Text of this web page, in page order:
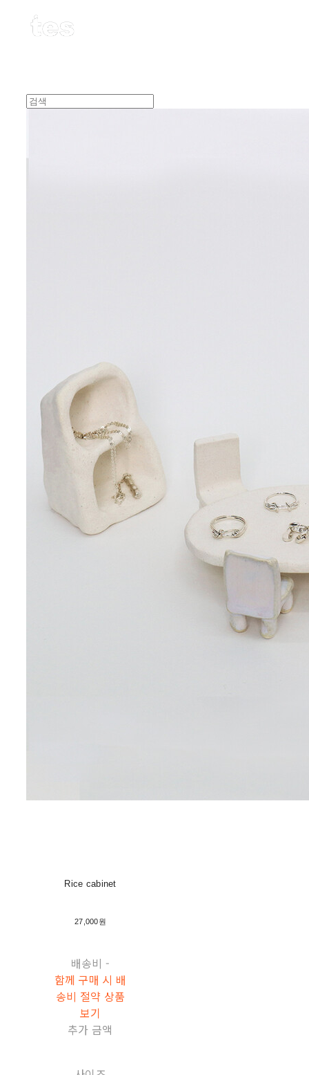
Rice cabinet
27,000원
배송비 -
함께 구매 시 배
송비 절약 상품
보기
추가 금액